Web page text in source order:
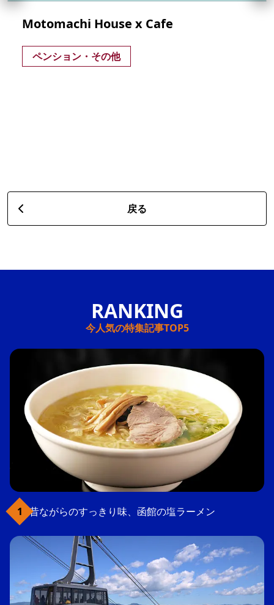
Motomachi House x Cafe
ペンション・その他
戻る
今人気の特集記事TOP5
昔ながらのすっきり味、函館の塩ラーメン